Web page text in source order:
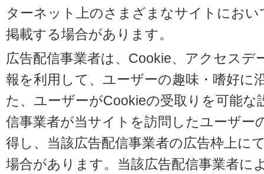
ターネット上のさまざまなサイトにお
掲載する場合があります。
広告配信事業者は、Cookie、アクセスデ
報を利用して、ユーザーの趣味・嗜好に
た、ユーザーがCookieの受取りを可能
信事業者が当サイトを訪問したユーザー
得し、当該広告配信事業者の広告枠上に
場合があります。当該広告配信事業者に